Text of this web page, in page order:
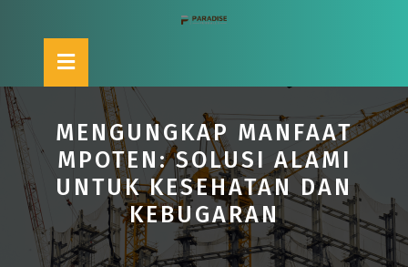
Open
Button
MENGUNGKAP MANFAAT
MPOTEN: SOLUSI ALAMI
UNTUK KESEHATAN DAN
KEBUGARAN